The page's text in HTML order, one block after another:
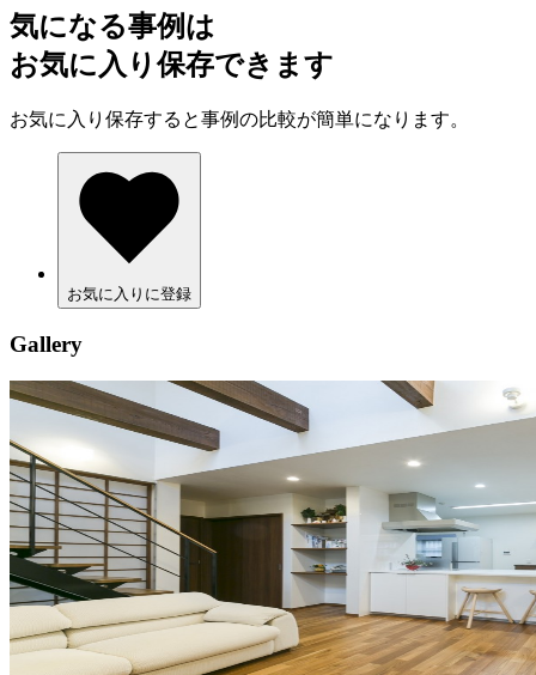
気になる事例は
お気に入り保存できます
お気に入り保存すると事例の比較が簡単になります。
お気に入りに登録
Gallery